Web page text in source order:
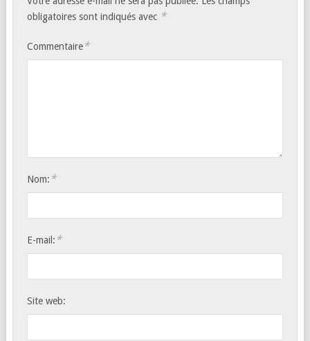
obligatoires sont indiqués avec *
Commentaire*
Nom: *
E-mail: *
Site web: